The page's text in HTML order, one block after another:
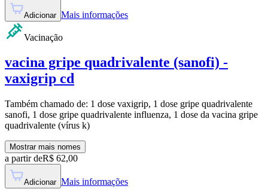
Adicionar Mais informações
Vacinação
vacina gripe quadrivalente (sanofi) -
vaxigrip cd
Também chamado de: 1 dose vaxigrip, 1 dose gripe quadrivalente
sanofi, 1 dose gripe quadrivalente influenza, 1 dose da vacina gripe
quadrivalente (vírus k)
Mostrar mais nomes
a partir deR$ 62,00
Adicionar Mais informações